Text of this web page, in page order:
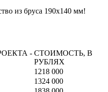
из бруса 190х140 мм!
- СТОИМОСТЬ, В
РУБЛЯХ
1218 000
1324 000